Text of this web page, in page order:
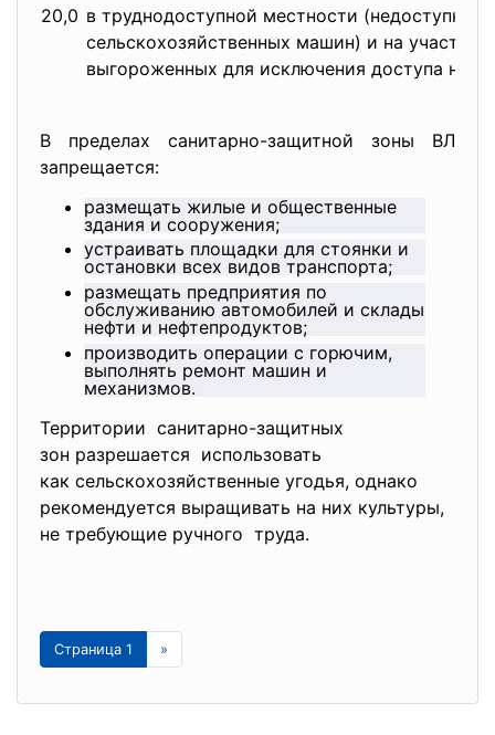
20,0 в труднодоступной местности (недоступной
сельскохозяйственных машин) и на
выгороженных для исключения доступа
В пределах санитарно-защитной зоны ВЛ
запрещается:
размещать жилые и общественные
здания и сооружения;
устраивать площадки для стоянки и
остановки всех видов транспорта;
размещать предприятия по
обслуживанию автомобилей и склады
нефти и нефтепродуктов;
производить операции с горючим,
выполнять ремонт машин и
механизмов.
Территории санитарно-защитных
зон разрешается использовать
как сельскохозяйственные угодья, однако
рекомендуется выращивать на них культуры,
не требующие ручного труда.
Страница 1 »